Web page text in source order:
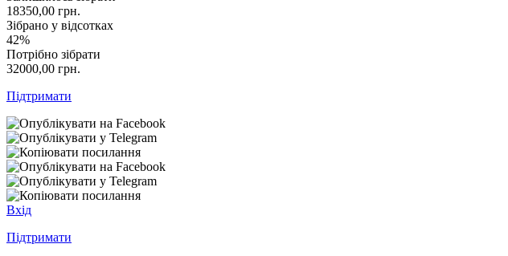
18350,00 грн.
Зібрано у відсотках
42%
Потрібно зібрати
32000,00 грн.
Підтримати
Вхід
Підтримати